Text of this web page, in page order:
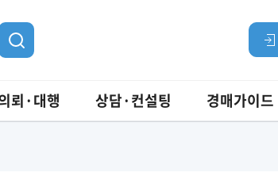
뢰·대행 상담·컨설팅 경매가이드